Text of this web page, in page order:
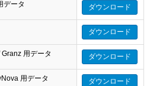
データ ダウンロード
ダウンロード
用データ ダウンロード
用データ ダウンロード